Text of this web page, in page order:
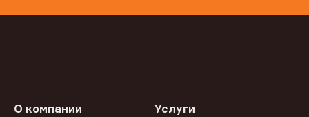
О компании Услуги